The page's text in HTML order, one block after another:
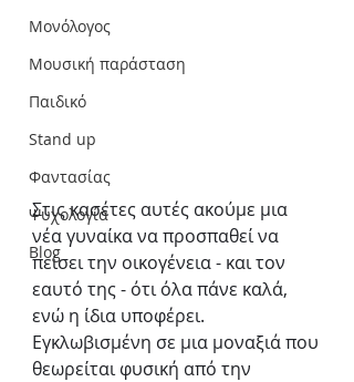
Μονόλογος
Μουσική παράσταση
Παιδικό
Stand up
Φαντασίας
Ψυχολογία
Blog
Στις κασέτες αυτές ακούμε μια
νέα γυναίκα να προσπαθεί να
πείσει την οικογένεια - και τον
εαυτό της - ότι όλα πάνε καλά,
ενώ η ίδια υποφέρει.
Εγκλωβισμένη σε μια μοναξιά που
θεωρείται φυσική από την